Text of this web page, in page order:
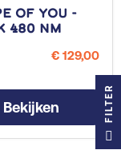
Of You -
480 NM
€ 129,00
Bekijken R